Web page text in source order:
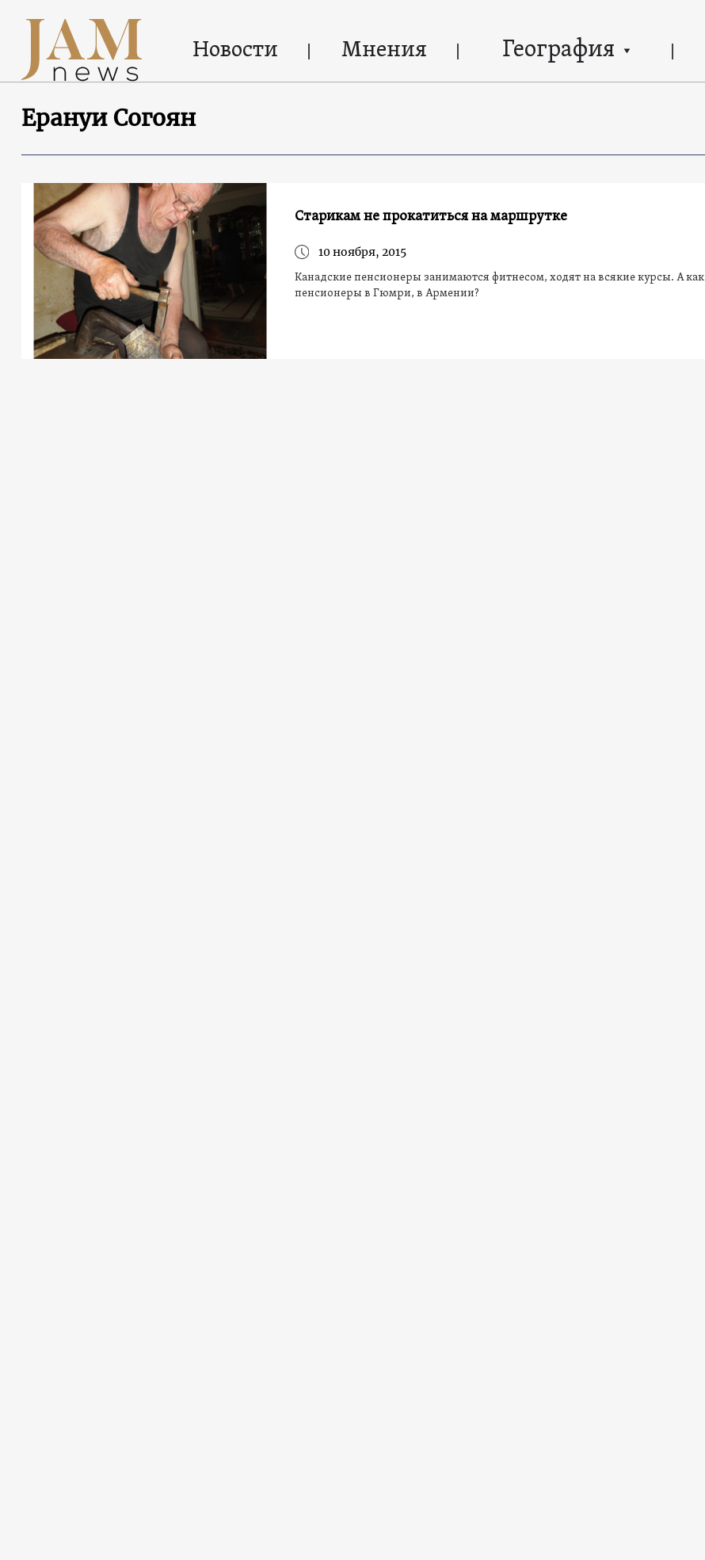
Новости Мнения География
Ерануи Согоян
Старикам не прокатиться на маршрутке
10 ноября, 2015
Канадские пенсионеры занимаются фитнесом, ходят на всякие курсы. А
пенсионеры в Гюмри, в Армении?